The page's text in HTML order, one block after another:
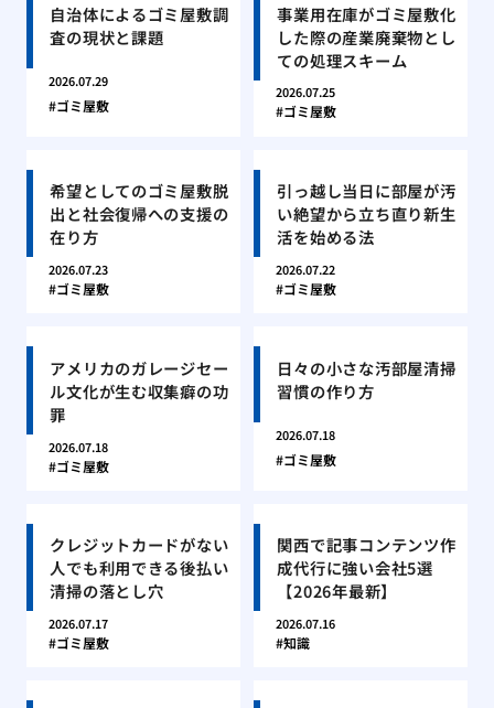
自治体によるゴミ屋敷調
査の現状と課題
2026.07.29
ゴミ屋敷
事業用在庫がゴミ屋敷化
した際の産業廃棄物とし
ての処理スキーム
2026.07.25
ゴミ屋敷
希望としてのゴミ屋敷脱
出と社会復帰への支援の
在り方
2026.07.23
ゴミ屋敷
引っ越し当日に部屋が汚
い絶望から立ち直り新生
活を始める法
2026.07.22
ゴミ屋敷
アメリカのガレージセー
ル文化が生む収集癖の功
罪
2026.07.18
ゴミ屋敷
日々の小さな汚部屋清掃
習慣の作り方
2026.07.18
ゴミ屋敷
クレジットカードがない
人でも利用できる後払い
清掃の落とし穴
2026.07.17
ゴミ屋敷
関西で記事コンテンツ作
成代行に強い会社5選
【2026年最新】
2026.07.16
知識